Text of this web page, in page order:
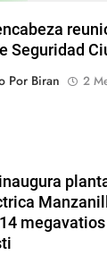
Seguridad
Por Biran
2